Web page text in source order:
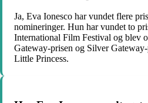
Ja, Eva Ionesco har vundet flere
nomineringer. Hun har vundet to
International Film Festival og blev
Gateway-prisen og Silver
Little Princess.